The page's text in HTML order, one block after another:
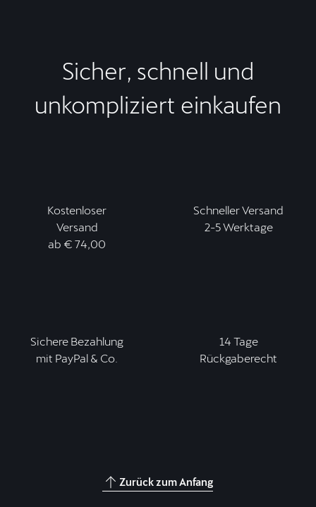
Sicher, schnell und
unkompliziert einkaufen
Kostenloser
Versand
ab € 74,00
Schneller Versand
2-5 Werktage
Sichere Bezahlung
mit PayPal & Co.
14 Tage
Rückgaberecht
Zurück zum Anfang